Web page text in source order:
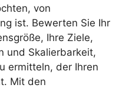
von
ist. Bewerten Sie Ihr
Ihre Ziele,
und Skalierbarkeit,
ermitteln, der Ihren
Mit den